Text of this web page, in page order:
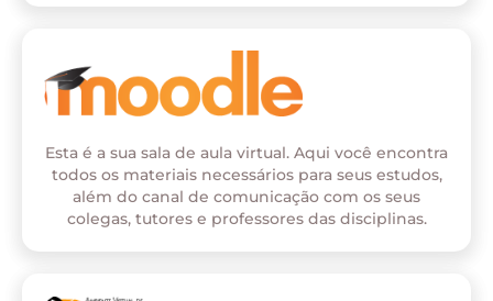
Esta é a sua sala de aula virtual. Aqui você encontra
todos os materiais necessários para seus estudos,
além do canal de comunicação com os seus
colegas, tutores e professores das disciplinas.